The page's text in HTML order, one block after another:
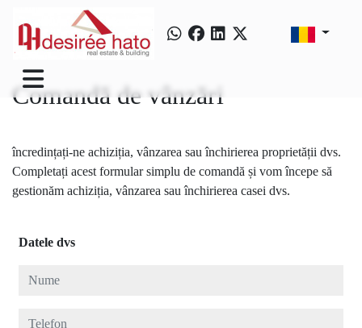
Comandă de vânzări
încredințați-ne achiziția, vânzarea sau închirierea proprietății dvs.
Completați acest formular simplu de comandă și vom începe să
gestionăm achiziția, vânzarea sau închirierea casei dvs.
Datele dvs
Nume
Telefon